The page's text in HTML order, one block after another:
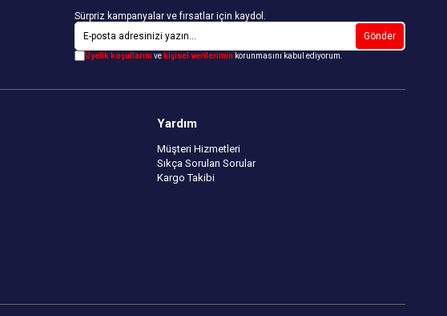
Sürpriz kampanyalar ve fırsatlar için kaydol.
Gönder
Üyelik koşullarınıve kişisel verileriminkorunmasını kabul ediyorum.
Yardım
Müşteri Hizmetleri
Sıkça Sorulan Sorular
Kargo Takibi